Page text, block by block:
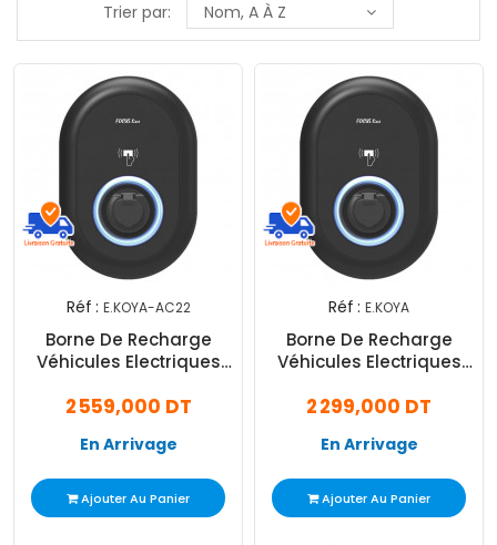
Trier par:
Nom, A À Z
Réf : E.KOYA-AC22
Borne De Recharge
Véhicules Electriques
2 559,000 DT
En Arrivage
Ajouter Au Panier
Réf : E.KOYA
Borne De Recharge
Véhicules Electriques
2 299,000 DT
En Arrivage
Ajouter Au Panier